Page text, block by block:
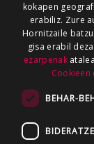
kokapen
erabiliz. Zure
Hornitzaile
gisa erabil
ezarpenak
Cookieen
BEHAR-